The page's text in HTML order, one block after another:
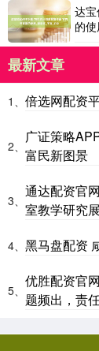
达
的
最新文章
1、 倍选网配资
2、
广证策略
富民新图景
3、
通达配资官
室教学研究
4、 黑马盘配资
5、
优胜配资官
题频出，责